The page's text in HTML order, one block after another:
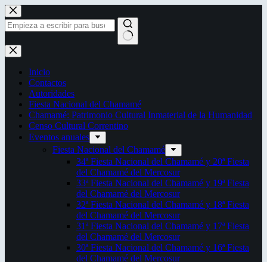
Saltar
al
contenido
Sin
resultados
Inicio
Contactos
Autoridades
Fiesta Nacional del Chamamé
Chamamé: Patrimonio Cultural Inmaterial de la Humanidad
Censo Cultural Correntino
Eventos anuales
Fiesta Nacional del Chamamé
34ª Fiesta Nacional del Chamamé y 20ª Fiesta
del Chamamé del Mercosur
33ª Fiesta Nacional del Chamamé y 19ª Fiesta
del Chamamé del Mercosur
32ª Fiesta Nacional del Chamamé y 18ª Fiesta
del Chamamé del Mercosur
31ª Fiesta Nacional del Chamamé y 17ª Fiesta
del Chamamé del Mercosur
30ª Fiesta Nacional del Chamamé y 16ª Fiesta
del Chamamé del Mercosur